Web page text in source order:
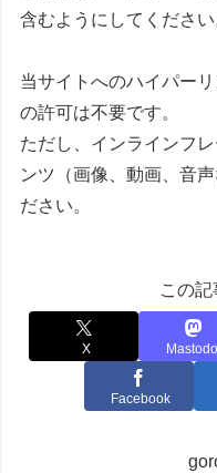
含むようにしてください
当サイトへのハイパー
の許可は不要です。
ただし、インラインフ
ンツ（画像、動画、音
ださい。
この
X
Facebook